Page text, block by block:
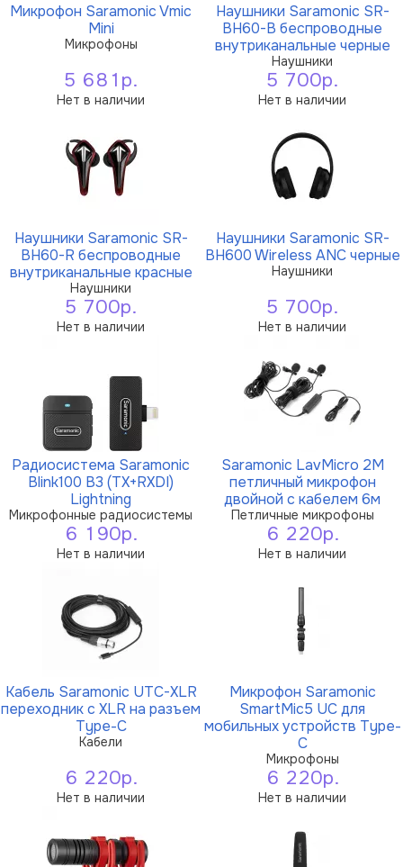
Микрофон Saramonic Vmic
Mini
Микрофоны
5 681р.
Нет в наличии
Наушники Saramonic SR-
BH60-B беспроводные
внутриканальные черные
Наушники
5 700р.
Нет в наличии
Наушники Saramonic SR-
BH60-R беспроводные
внутриканальные красные
Наушники
5 700р.
Нет в наличии
Наушники Saramonic SR-
BH600 Wireless ANC черные
Наушники
5 700р.
Нет в наличии
Радиосистема Saramonic
Blink100 B3 (TX+RXDI)
Lightning
Микрофонные радиосистемы
6 190р.
Нет в наличии
Saramonic LavMicro 2M
петличный микрофон
двойной с кабелем 6м
Петличные микрофоны
6 220р.
Нет в наличии
Кабель Saramonic UTC-XLR
переходник с XLR на разъем
Type-C
Кабели
6 220р.
Нет в наличии
Микрофон Saramonic
SmartMic5 UC для
мобильных устройств Type-
C
Микрофоны
6 220р.
Нет в наличии